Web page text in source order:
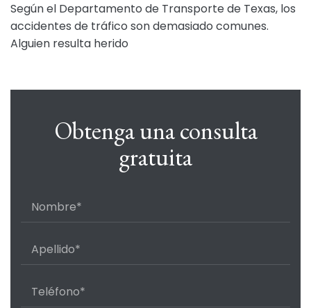
Según el Departamento de Transporte de Texas, los
accidentes de tráfico son demasiado comunes.
Alguien resulta herido
Obtenga una consulta
gratuita